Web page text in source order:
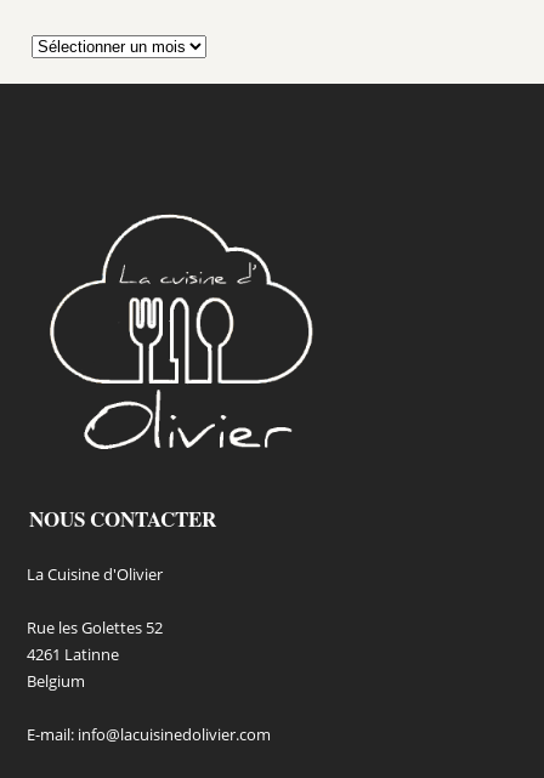
Archives
NOUS CONTACTER
La Cuisine d'Olivier
Rue les Golettes 52
4261 Latinne
Belgium
E-mail: info@lacuisinedolivier.com